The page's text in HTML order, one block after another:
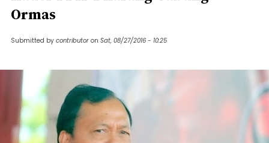
Ormas
Submitted by contributor on Sat, 08/27/2016 - 10:25